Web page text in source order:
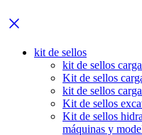
kit de sellos
kit de sellos
Kit de sellos
kit de sellos
Kit de sellos
Kit de sellos
máquinas y